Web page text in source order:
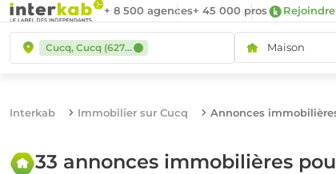
+ 8 500 agences+ 45 000 pros
Cucq, Cucq (62780) Maison
Interkab Immobilier sur Cucq Annonces
33 annonces immobilières